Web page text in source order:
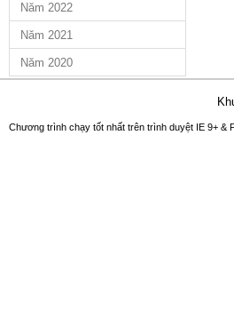
Năm 2022
Năm 2021
Năm 2020
Chương trình chạy tốt nhất trên trình duyệt IE 9+ &